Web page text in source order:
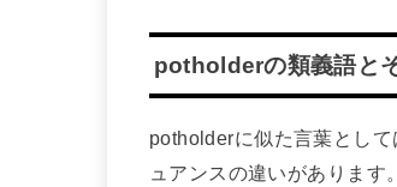
potholderの類義語と
potholderに似た言葉とし
ュアンスの違いがあります